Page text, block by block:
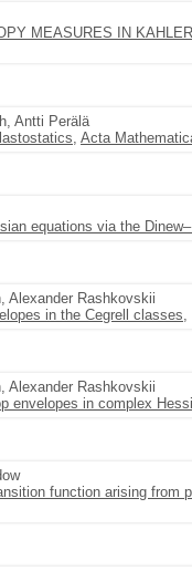
MEASURES IN
Antti Perälä
, Acta
equations via the
Alexander Rashkovskii
in the Cegrell classes,
Alexander Rashkovskii
envelopes in complex
function arising from